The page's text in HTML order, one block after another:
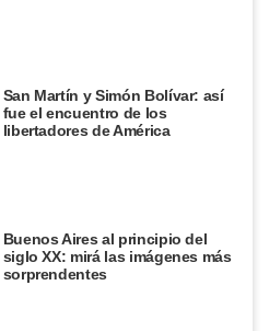
San Martín y Simón Bolívar: así
fue el encuentro de los
libertadores de América
Buenos Aires al principio del
siglo XX: mirá las imágenes más
sorprendentes